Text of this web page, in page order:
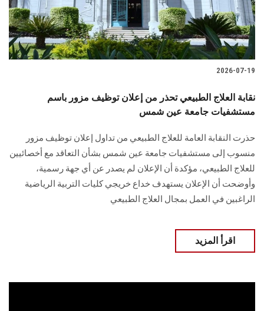
2026-07-19
نقابة العلاج الطبيعي تحذر من إعلان توظيف مزور باسم
مستشفيات جامعة عين شمس
حذرت النقابة العامة للعلاج الطبيعي من تداول إعلان توظيف مزور
منسوب إلى مستشفيات جامعة عين شمس بشأن التعاقد مع أخصائيين
للعلاج الطبيعي، مؤكدة أن الإعلان لم يصدر عن أي جهة رسمية،
وأوضحت أن الإعلان يستهدف خداع خريجي كليات التربية الرياضية
الراغبين في العمل بمجال العلاج الطبيعي
اقرأ المزيد